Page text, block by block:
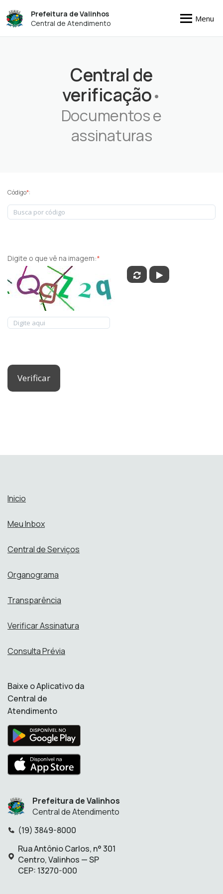
Prefeitura de Valinhos
Central de Atendimento
Menu
Central de
verificação•
Documentos e
assinaturas
Código*:
Digite o que vê na imagem:*
Verificar
Inicio
Meu Inbox
Central de Serviços
Organograma
Transparência
Verificar Assinatura
Consulta Prévia
Baixe o Aplicativo da
Central de
Atendimento
Prefeitura de Valinhos
Central de Atendimento
(19) 3849-8000
Endereço:
Rua Antônio Carlos, n° 301
Centro, Valinhos — SP
CEP: 13270-000